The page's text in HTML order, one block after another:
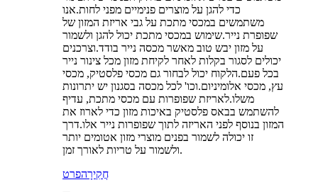
כדי להגן על מוצרים פנימיים מפני לחות.אנו
משתמשים במכסי מתכת על גבי אריזת המזון של
שפופרת נייר.שימוש במכסי מתכת יכול להגן ולשמור
על מזון יבש טוב מאשר מכסה נייר בודד.וצרכנים
יכולים לסגור בקלות לאחר לקיחת מזון מכל צינור נייר
בכל פעם.הלקוח יכול לבחור גם מכסי פלסטיק, מכסי
עץ, מכסי אלומיניום.וכו' לכל מכסה בסגנון יש יתרונות
משלו.לאריזת שפופרות עם מכסי מתכת, עדיף
להשתמש בבאס פלסטיק באיכות מזון כדי לארוז את
המזון בנוסף לפני האריזה לתוך שפופרות נייר אלו.דרך
זו יכולה לשמור בפנים מוצרי מזון אטומים יותר
ולשמור על טריות לאורך זמן.
חֲקִירָהפרט